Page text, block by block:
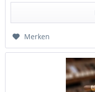
Merken